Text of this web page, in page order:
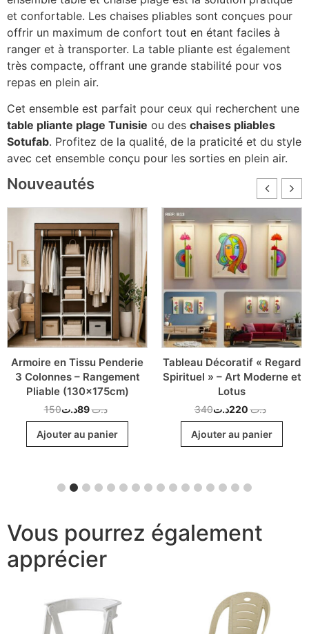
et confortable. Les chaises pliables sont conçues pour
offrir un maximum de confort tout en étant faciles à
ranger et à transporter. La table pliante est également
très compacte, offrant une grande stabilité pour vos
repas en plein air.
Cet ensemble est parfait pour ceux qui recherchent une
table pliante plage Tunisie ou des chaises pliables
Sotufab. Profitez de la qualité, de la praticité et du style
avec cet ensemble conçu pour les sorties en plein air.
Nouveautés
Armoire en Tissu Penderie
3 Colonnes – Rangement
Pliable (130x175cm)
150 د.ت89د.ت
Ajouter au panier
Tableau Décoratif « Regard
Spirituel » – Art Moderne et
Lotus
340 د.ت 220د.ت
Ajouter au panier
Vous pourrez également
apprécier